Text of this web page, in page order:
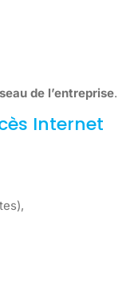
de l’entreprise.
Internet